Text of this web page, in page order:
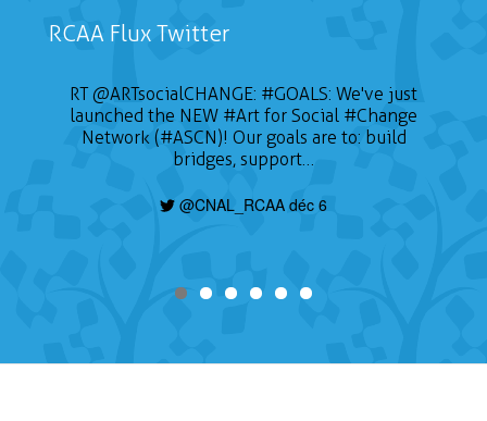
RCAA Flux Twitter
RT@ARTsocialCHANGE: #GOALS: We've just
launched the NEW #Art for Social #Change
Network (#ASCN)! Our goals are to: build
bridges, support…
@CNAL_RCAA déc 6